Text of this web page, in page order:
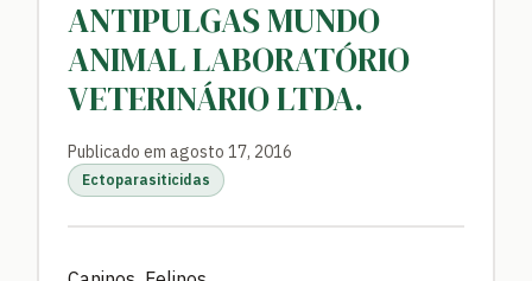
ANTIPULGAS MUNDO
ANIMAL LABORATÓRIO
VETERINÁRIO LTDA.
Publicado em agosto 17, 2016
Ectoparasiticidas